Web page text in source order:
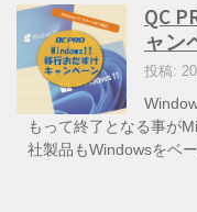
QC
ャ
投稿:
もって終了となる事が
社製品もWindowsをベ